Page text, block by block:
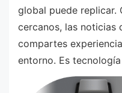
global puede replicar.
cercanos, las noticias
compartes
entorno. Es